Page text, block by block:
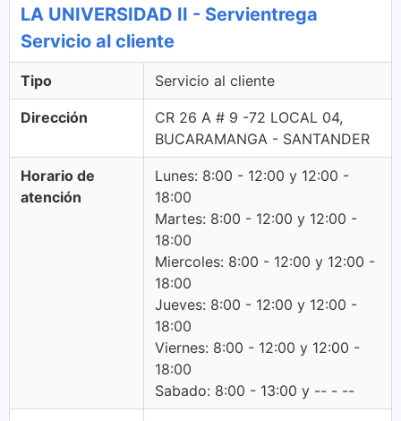
LA UNIVERSIDAD II - Servientrega
Servicio al cliente
Tipo Servicio al cliente
Dirección
CR 26 A # 9 -72 LOCAL 04,
BUCARAMANGA - SANTANDER
Horario de
atención
Lunes: 8:00 - 12:00 y 12:00 -
18:00
Martes: 8:00 - 12:00 y 12:00 -
18:00
Miercoles: 8:00 - 12:00 y 12:00 -
18:00
Jueves: 8:00 - 12:00 y 12:00 -
18:00
Viernes: 8:00 - 12:00 y 12:00 -
18:00
Sabado: 8:00 - 13:00 y -- - --